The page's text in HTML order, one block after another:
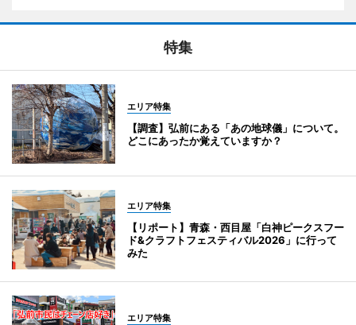
特集
エリア特集
【調査】弘前にある「あの地球儀」について。
どこにあったか覚えていますか？
エリア特集
【リポート】青森・西目屋「白神ピークスフー
ド&クラフトフェスティバル2026」に行って
みた
エリア特集